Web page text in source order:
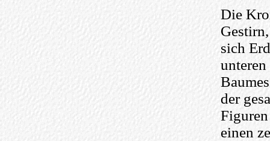
Die
sich
der
einen